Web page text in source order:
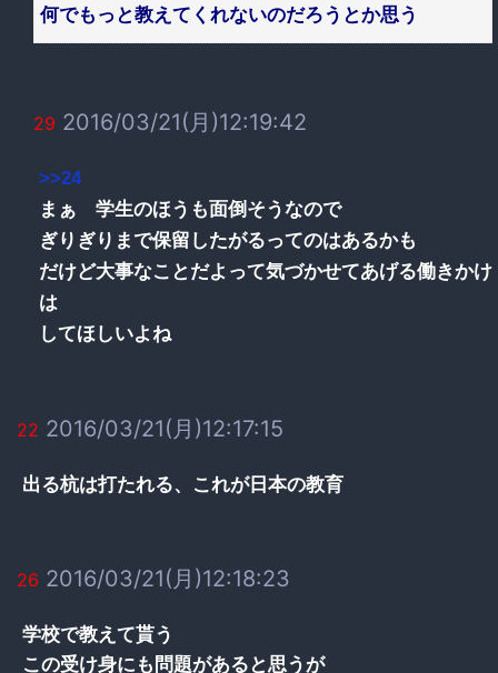
何でもっと教えてくれないのだろうとか思う
29 2016/03/21(月)12:19:42
>>24
まぁ 学生のほうも面倒そうなので
ぎりぎりまで保留したがるってのはあるかも
だけど大事なことだよって気づかせてあげる働きかけ
は
してほしいよね
22 2016/03/21(月)12:17:15
出る杭は打たれる、これが日本の教育
26 2016/03/21(月)12:18:23
学校で教えて貰う
この受け身にも問題があると思うが